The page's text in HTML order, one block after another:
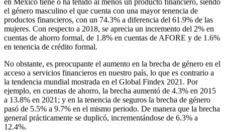
en México tiene o ha tenido al menos un producto financiero, siendo
el género masculino el que cuenta con una mayor tenencia de
productos financieros, con un 74.3% a diferencia del 61.9% de las
mujeres. Con respecto a 2018, se aprecia un incremento del 2% en
cuentas de ahorro formal, de 1.8% en cuentas de AFORE y de 1.6%
en tenencia de crédito formal.
No obstante, es preocupante el aumento en la brecha de género en el
acceso a servicios financieros en nuestro país, lo que es contrario a
la tendencia mundial mostrada en el Global Findex 2021. Por
ejemplo, en cuentas de ahorro, la brecha aumentó de 4.3% en 2015
a 13.8% en 2021; y en la tenencia de seguros la brecha de género
pasó de 5.5% a 9.7% en el mismo periodo. De manera que la brecha
general prácticamente se duplicó, incrementándose de 6.3% a
12.4%.